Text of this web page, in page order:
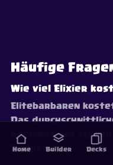
Home Builder Decks
Häufige
Wie viel Elixier
Elitebarbaren kostet
Das
bestimmt, wie
Zyklus hast.